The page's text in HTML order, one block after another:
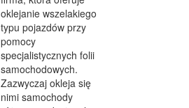
oklejanie wszelakiego
typu pojazdów przy
pomocy
specjalistycznych folii
samochodowych.
Zazwyczaj okleja się
nimi samochody